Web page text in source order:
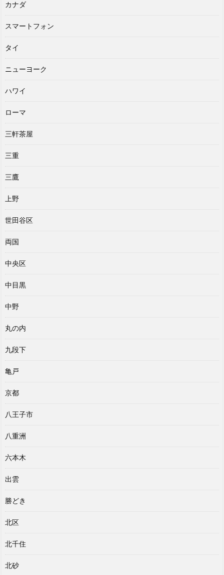
カナダ
スマートフォン
タイ
ニューヨーク
ハワイ
ローマ
三軒茶屋
三重
三鷹
上野
世田谷区
両国
中央区
中目黒
中野
丸の内
九段下
亀戸
京都
八王子市
八重洲
六本木
出雲
勝どき
北区
北千住
北砂